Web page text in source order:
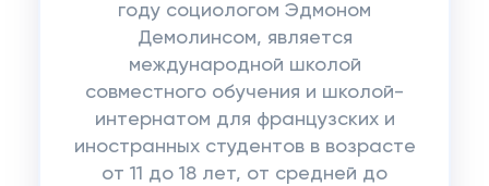
году социологом Эдмоном
Демолинсом, является
международной школой
совместного обучения и школой-
интернатом для французских и
иностранных студентов в возрасте
от 11 до 18 лет, от средней до